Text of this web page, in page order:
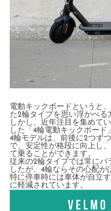
電動キックボードというと
た2輪タイプを思い浮かべる
しかし、近年注目を集めて
した「4輪電動キックボード
4輪モデルは、前後に2つず
で、安定性が格段に向上し
て乗ることができます。
従来の2輪タイプでは常にバ
したが、4輪ならその心配が
特に停車時には車体が自立
に軽減されています。